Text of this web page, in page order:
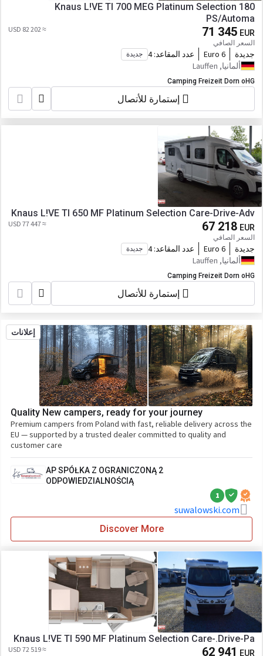
Knaus L!VE TI 700 MEG Platinum Selection 180
PS/Automa
71 345 EUR
السعر الصافي
≈ 82 202 USD
جديدة Euro 6 عدد المقاعد:4 جديدة
ألمانيا, Lauffen
Camping Freizeit Dorn oHG
إستمارة للأتصال
Knaus L!VE TI 650 MF Platinum Selection Care-Drive-Adv
67 218 EUR
السعر الصافي
≈ 77 447 USD
جديدة Euro 6 عدد المقاعد:4 جديدة
ألمانيا, Lauffen
Camping Freizeit Dorn oHG
إستمارة للأتصال
إعلانات
Quality New campers, ready for your journey
Premium campers from Poland with fast, reliable delivery across the
EU — supported by a trusted dealer committed to quality and
customer care
2 AP SPÓŁKA Z OGRANICZONĄ
ODPOWIEDZIALNOŚCIĄ
1
suwalowski.com
Discover More
Knaus L!VE TI 590 MF Platinum Selection Care-.Drive-Pa
62 941 EUR
≈ 72 519 USD